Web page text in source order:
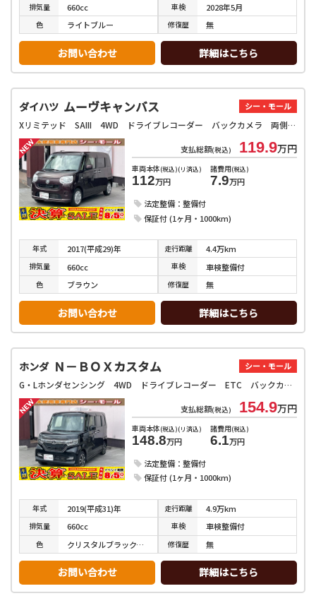
排気量 660cc 車検 2028年5月
色 ライトブルー 修復歴 無
お問い合わせ 詳細はこちら
ダイハツ ムーヴキャンバス シー・モール
Xリミテッド SAIII 4WD ドライブレコーダー バックカメラ 両側電動スライドドア ナビ クリアランスソナー 衝突被害軽減システム オートライト スマートキー アイドリングストップ 電動格納ミラー シートヒーター
支払総額(税込) 119.9万円
車両本体(税込)(リ済込)
112万円
諸費用(税込)
7.9万円
法定整備：整備付
保証付 (1ヶ月・1000km)
年式 2017(平成29)年 走行距離 4.4万km
排気量 660cc 車検 車検整備付
色 ブラウン 修復歴 無
お問い合わせ 詳細はこちら
ホンダ Ｎ－ＢＯＸカスタム シー・モール
G・Lホンダセンシング 4WD ドライブレコーダー ETC バックカメラ 両側電動スライドドア ナビ TV オートクルーズコントロール レーンアシスト 衝突被害軽減システム オートライト LEDヘッドランプ スマートキー
支払総額(税込) 154.9万円
車両本体(税込)(リ済込)
148.8万円
諸費用(税込)
6.1万円
法定整備：整備付
保証付 (1ヶ月・1000km)
年式 2019(平成31)年 走行距離 4.9万km
排気量 660cc 車検 車検整備付
色 クリスタルブラックパール 修復歴 無
お問い合わせ 詳細はこちら